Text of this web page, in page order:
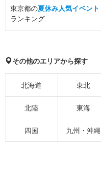
東京都の夏休み人気イベント
ランキング
その他のエリアから探す
北海道 東北
北陸 東海
四国 九州・沖縄